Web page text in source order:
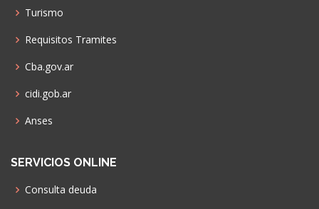
Turismo
Requisitos Tramites
Cba.gov.ar
cidi.gob.ar
Anses
SERVICIOS ONLINE
Consulta deuda